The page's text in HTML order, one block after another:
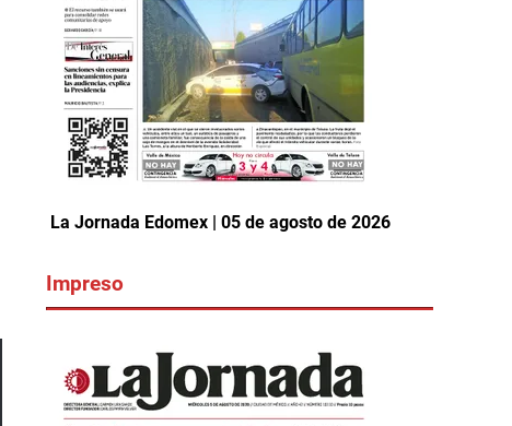
La Jornada Edomex | 05 de agosto de 2026
Impreso